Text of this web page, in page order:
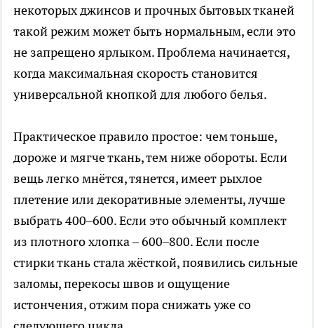
некоторых джинсов и прочных бытовых тканей
такой режим может быть нормальным, если это
не запрещено ярлыком. Проблема начинается,
когда максимальная скорость становится
универсальной кнопкой для любого белья.
Практическое правило простое: чем тоньше,
дороже и мягче ткань, тем ниже обороты. Если
вещь легко мнётся, тянется, имеет рыхлое
плетение или декоративные элементы, лучше
выбрать 400–600. Если это обычный комплект
из плотного хлопка – 600–800. Если после
стирки ткань стала жёсткой, появились сильные
заломы, перекосы швов и ощущение
истончения, отжим пора снижать уже со